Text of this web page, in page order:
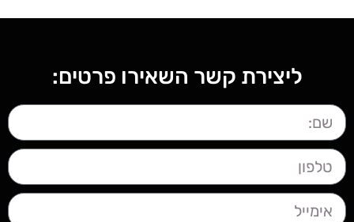
ליצירת קשר השאירו פרטים: